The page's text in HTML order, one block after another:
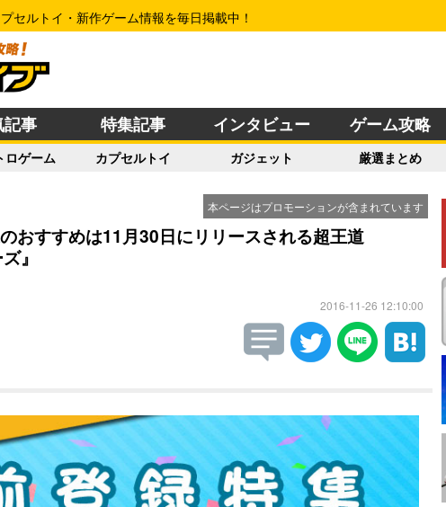
セルトイ・新作ゲーム情報を毎日掲載中！
記事 特集記事 インタビュー ゲーム攻略
ロゲーム カプセルトイ ガジェット 厳選まとめ
本ページはプロモーションが含まれています
おすすめは11月30日にリリースされる超王道
』
2016-11-26 12:10:00